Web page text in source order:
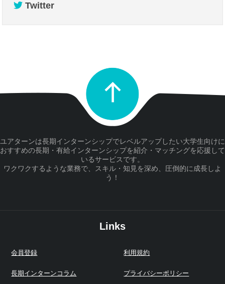
Twitter
ユアターンは長期インターンシップでレベルアップしたい大学生向けに
おすすめの長期・有給インターンシップを紹介・マッチングを応援して
いるサービスです。
ワクワクするような業務で、スキル・知見を深め、圧倒的に成長しよ
う！
Links
会員登録
長期インターンコラム
利用規約
プライバシーポリシー